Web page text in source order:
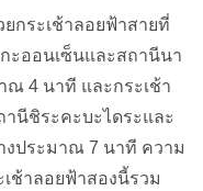
กระเช้าลอยฟ้าสายที่
ะออนเซ็นและสถานีนา
ณ 4 นาที และกระเช้า
นีชิระคะบะไดระและ
งประมาณ 7 นาที ความ
ช้าลอยฟ้าสองนี้รวม